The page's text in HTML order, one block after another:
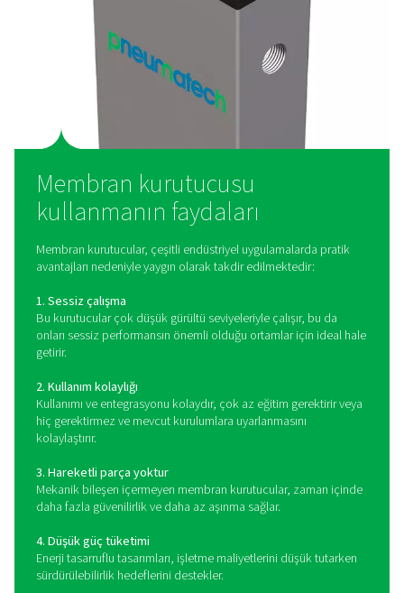
Membran kurutucular, seçici geçirgenlik adı verilen bir
dayanır. Nemli basınçlı hava kurutucunun silindirine
membran kaplaması su buharının membran
etmesine ve lifler arasında toplanmasına izin verir.
kuru hava, gelen nemli havayla neredeyse aynı
silindirdeki liflerin içine girer. Ardından nüfuz eden su
Bu hava daha sonra havadan havaya ısı eşanjöründe
oda sıcaklığına yeniden ısıtılır. Bu, çıkış akışının basınç
Giren ve çıkan basınçlı hava arasındaki bu ısı
basınçlı havanın sıcaklığını düşürerek soğutma
devresinin gerekli soğutma kapasitesini de
Basınçlı hava için en popüler kurutma teknolojisi olan